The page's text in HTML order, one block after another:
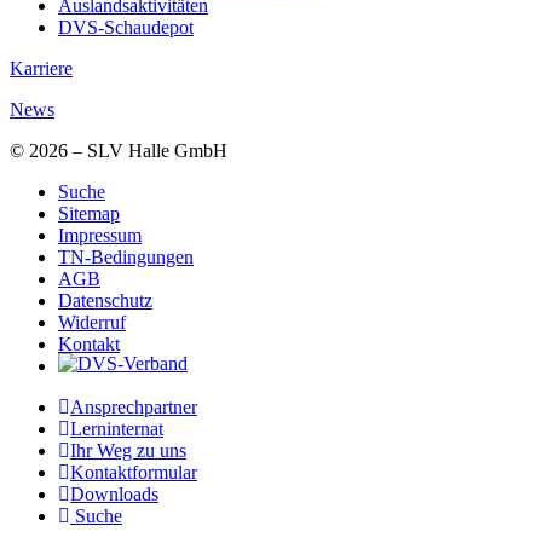
Auslandsaktivitäten
DVS-Schaudepot
Karriere
News
© 2026 – SLV Halle GmbH
Suche
Sitemap
Impressum
TN-Bedingungen
AGB
Datenschutz
Widerruf
Kontakt
Ansprechpartner
Lerninternat
Ihr Weg zu uns
Kontaktformular
Downloads
Suche